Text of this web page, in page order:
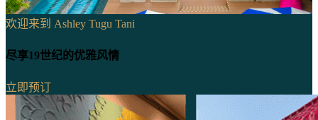
欢迎来到 Ashley Tugu Tani
尽享19世纪的优雅风情
立即预订